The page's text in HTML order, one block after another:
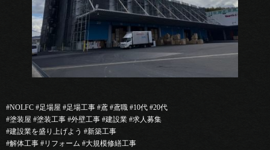
#NOLFC #足場屋 #足場工事 #鳶 #鳶職 #10代 #20代
#塗装屋 #塗装工事 #外壁工事 #建設業 #求人募集
#建設業を盛り上げよう #新築工事
#解体工事 #リフォーム #大規模修繕工事